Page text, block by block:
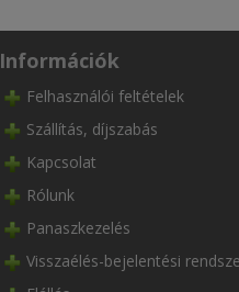
Információk
Felhasználói feltételek
Szállítás, díjszabás
Kapcsolat
Rólunk
Panaszkezelés
Visszaélés-bejelentési